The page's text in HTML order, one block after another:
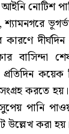
নোটিশ
কারণে
বাসিন্দা
কয়েক
করতে
পানি
উল্লেখ করা হয়।